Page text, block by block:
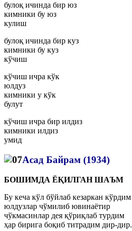
булоқ ичинда бир юз
кимники бу юз
кулиш
булоқ ичинда бир куз
кимники бу куз
кўчиш
кўчиш ичра кўк
юлдуз
кимники у кўк
булут
кўчиш ичра бир илдиз
кимники илдиз
умид
Асад Байрам (1934)
БОШИМДА ЁҚИЛГАН ШАЪМ
Бу кеча кўл бўйлаб кезаркан кўрдим
юлдузлар чўмилиб ювинаётир
чўкмасинлар дея қўриқлаб турдим
ҳар бирига боқиб титрадим дир-дир.